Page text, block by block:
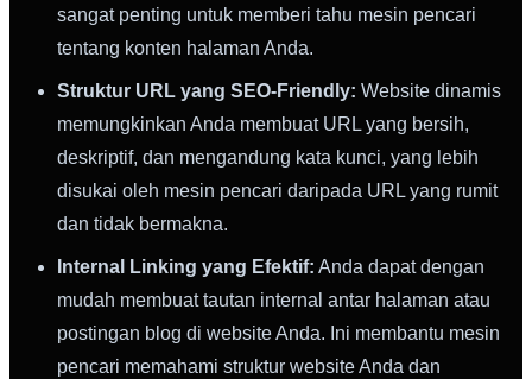
sangat penting untuk memberi tahu mesin pencari
tentang konten halaman Anda.
Struktur URL yang SEO-Friendly: Website dinamis
memungkinkan Anda membuat URL yang bersih,
deskriptif, dan mengandung kata kunci, yang lebih
disukai oleh mesin pencari daripada URL yang rumit
dan tidak bermakna.
Internal Linking yang Efektif: Anda dapat dengan
mudah membuat tautan internal antar halaman atau
postingan blog di website Anda. Ini membantu mesin
pencari memahami struktur website Anda dan